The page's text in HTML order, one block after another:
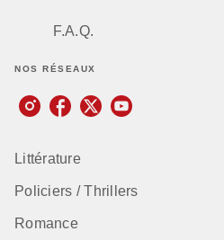
F.A.Q.
NOS RÉSEAUX
Littérature
Policiers / Thrillers
Romance